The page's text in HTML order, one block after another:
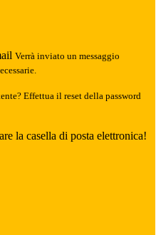
Verrà inviato un messaggio
Effettua il reset della password
la casella di posta elettronica!